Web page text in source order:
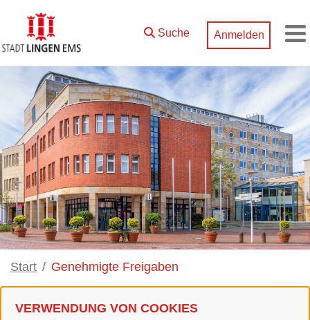
メインコンテンツにスキップ
VERWENDUNG VON COOKIES
Suche Anmelden
Start Genehmigte Freigaben
ポートレットの利用に必要なロールを割り当てられてい